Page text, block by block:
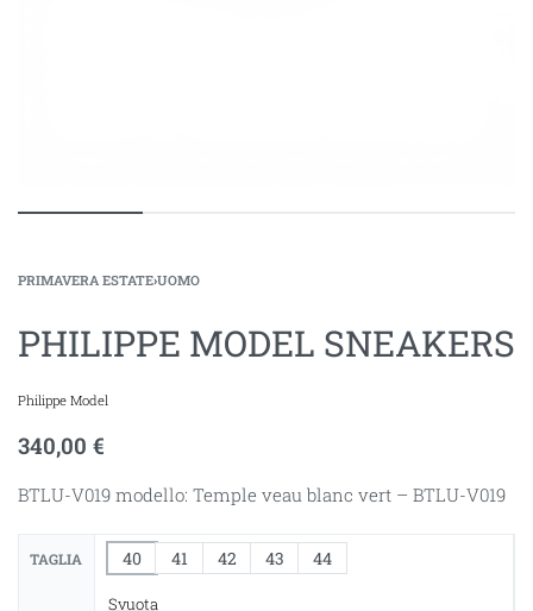
PRIMAVERA ESTATE›UOMO
PHILIPPE MODEL SNEAKERS
Philippe Model
340,00 €
BTLU-V019 modello: Temple veau blanc vert – BTLU-V019
TAGLIA 40 41 42 43 44
Svuota